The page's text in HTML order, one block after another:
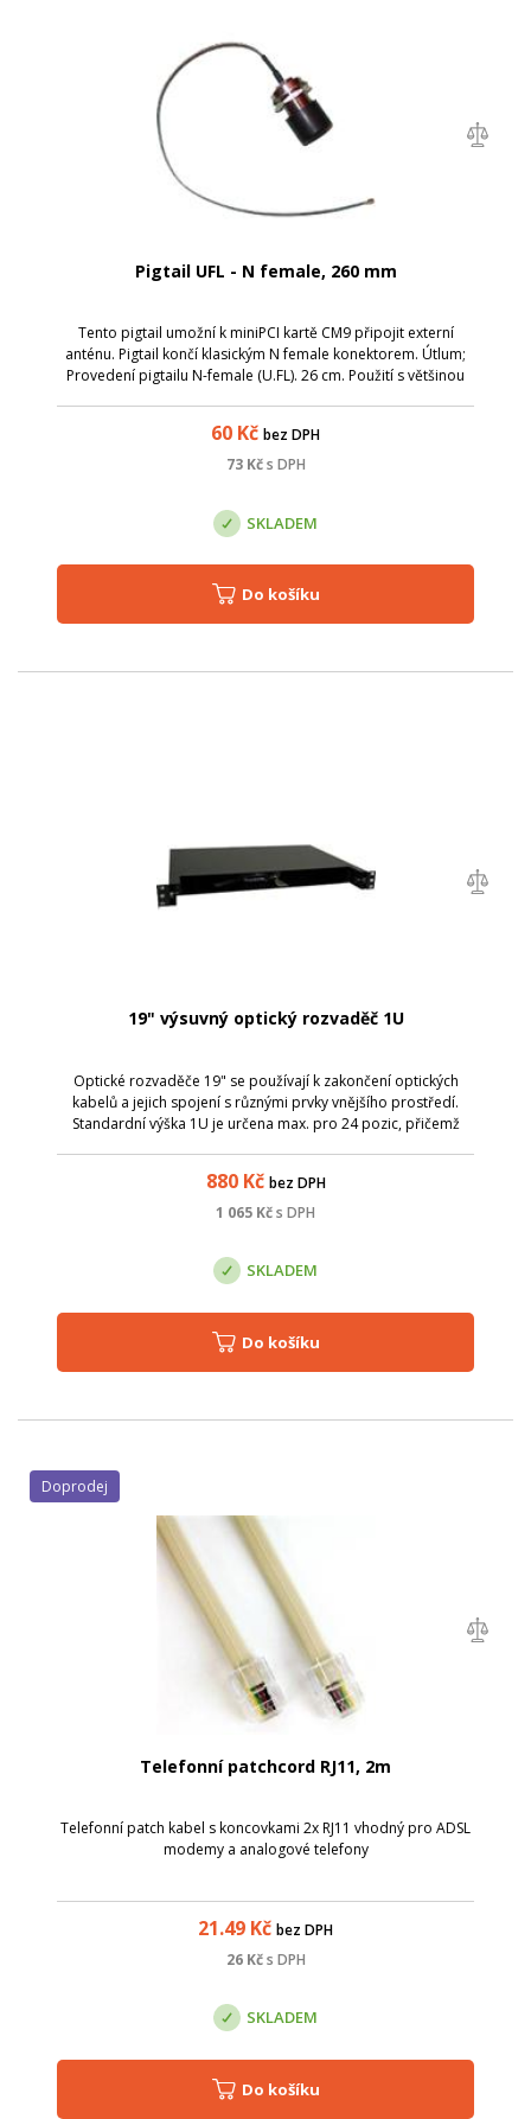
Pigtail UFL - N female, 260 mm
Tento pigtail umožní k miniPCI kartě CM9 připojit externí
anténu. Pigtail končí klasickým N female konektorem. Útlum;
Provedení pigtailu N-female (U.FL). 26 cm. Použití s většinou
60 Kč bez DPH
73Kč s DPH
SKLADEM
Do košíku
19" výsuvný optický rozvaděč 1U
Optické rozvaděče 19" se používají k zakončení optických
kabelů a jejich spojení s různými prvky vnějšího prostředí.
Standardní výška 1U je určena max. pro 24 pozic, přičemž
880Kč bez DPH
1 065 Kčs DPH
SKLADEM
Do košíku
Telefonní patchcord RJ11, 2m
Telefonní patch kabel s koncovkami 2x RJ11 vhodný pro ADSL
modemy a analogové telefony
21.49 Kč bez DPH
26Kč s DPH
Doprodej
SKLADEM
Do košíku